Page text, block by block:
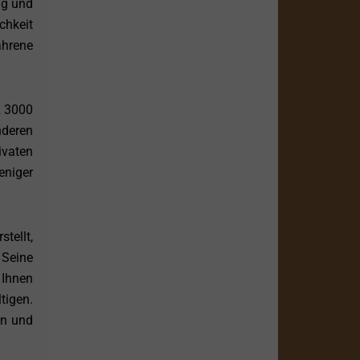
und
3000
und